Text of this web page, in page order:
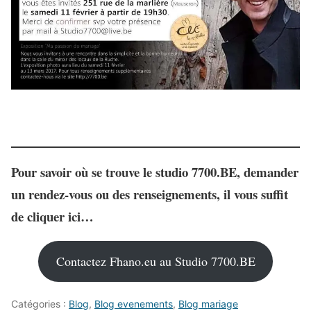
Poursavoir où se trouve le studio 7700.BE, demander
un rendez-vous ou des renseignements, il vous suffit
de cliquer ici…
Contactez Fhano.eu au Studio 7700.BE
Catégories : Blog, Blog evenements, Blog mariage